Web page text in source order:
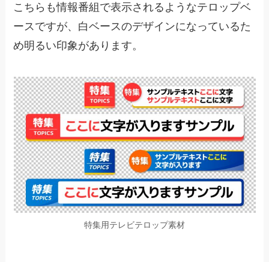
こちらも情報番組で表示されるようなテロップベ
ースですが、白ベースのデザインになっているた
め明るい印象があります。
特集用テレビテロップ素材